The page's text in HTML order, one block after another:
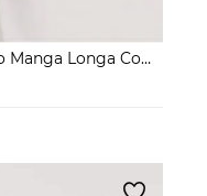
Manga Longa Com